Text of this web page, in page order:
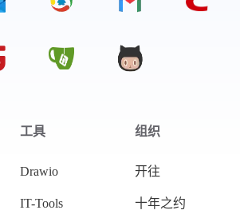
工具
Drawio
IT-Tools
组织
开往
十年之约